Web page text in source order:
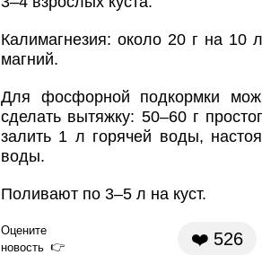
Калимагнезия: около 20 г на
магний.
Для фосфорной подкормки
сделать вытяжку: 50–60 г
залить 1 л горячей воды,
воды.
Поливают по 3–5 л на куст.
Оцените
новость
❤️ 526